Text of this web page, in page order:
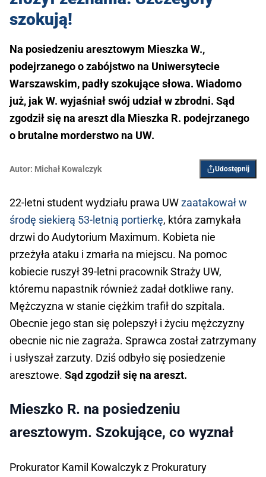
szokują!
Na posiedzeniu aresztowym Mieszka W.,
podejrzanego o zabójstwo na Uniwersytecie
Warszawskim, padły szokujące słowa. Wiadomo
już, jak W. wyjaśniał swój udział w zbrodni. Sąd
zgodził się na areszt dla Mieszka R. podejrzanego
o brutalne morderstwo na UW.
Autor: Michał Kowalczyk Udostępnij
22-letni student wydziału prawa UWzaatakował w
środę siekierą 53-letnią portierkę, która zamykała
drzwi do Audytorium Maximum. Kobieta nie
przeżyła ataku i zmarła na miejscu. Na pomoc
kobiecie ruszył 39-letni pracownik Straży UW,
któremu napastnik również zadał dotkliwe rany.
Mężczyzna w stanie ciężkim trafił do szpitala.
Obecnie jego stan się polepszył i życiu mężczyzny
obecnie nic nie zagraża. Sprawca został zatrzymany
i usłyszał zarzuty. Dziś odbyło się posiedzenie
aresztowe. Sąd zgodził się na areszt.
Mieszko R. na posiedzeniu
aresztowym. Szokujące, co wyznał
Prokurator Kamil Kowalczyk z Prokuratury